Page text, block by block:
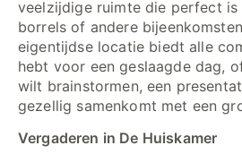
veelzijdige ruimte die perfect is
borrels of andere
eigentijdse locatie biedt alle
hebt voor een geslaagde dag,
wilt brainstormen, een
gezellig samenkomt met een
Vergaderen in De Huiskamer